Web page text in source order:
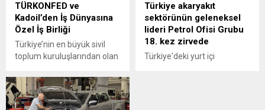
TÜRKONFED ve
Kadoil’den İş Dünyasına
Özel İş Birliği
Türkiye’nin en büyük sivil
toplum kuruluşlarından olan
Konfederasyonu
(TÜRKONFED) ile akaryakıt
sektörünün hızlı büyüyen
Türkiye akaryakıt
sektörünün geleneksel
lideri Petrol Ofisi Grubu
18. kez zirvede
Türkiye'deki yurt içi